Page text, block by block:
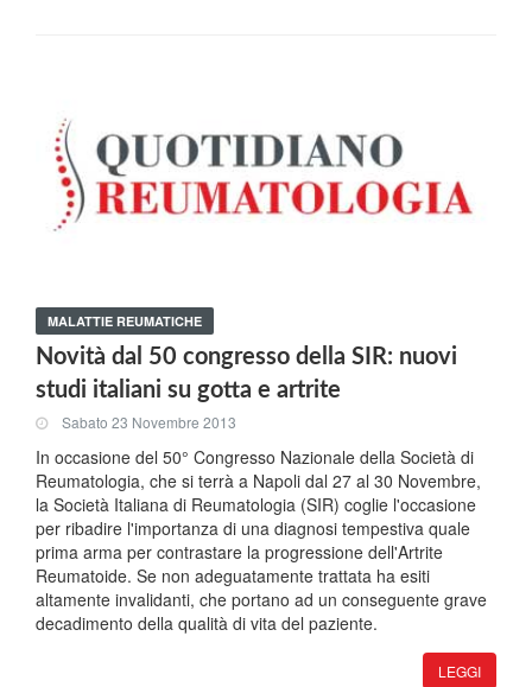
MALATTIE REUMATICHE
Novità dal 50 congresso della SIR: nuovi
studi italiani su gotta e artrite
Sabato 23 Novembre 2013
In occasione del 50° Congresso Nazionale della Società di
Reumatologia, che si terrà a Napoli dal 27 al 30 Novembre,
la Società Italiana di Reumatologia (SIR) coglie l'occasione
per ribadire l'importanza di una diagnosi tempestiva quale
prima arma per contrastare la progressione dell'Artrite
Reumatoide. Se non adeguatamente trattata ha esiti
altamente invalidanti, che portano ad un conseguente grave
decadimento della qualità di vita del paziente.
LEGGI